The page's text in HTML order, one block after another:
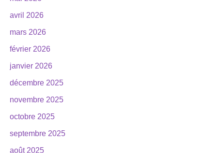
avril 2026
mars 2026
février 2026
janvier 2026
décembre 2025
novembre 2025
octobre 2025
septembre 2025
août 2025